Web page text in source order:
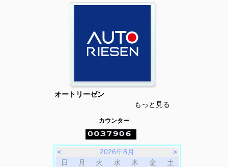
オートリーゼン
もっと見る
カウンター
＜ 2026年8月
＞
日
月 火 水 木 金 土